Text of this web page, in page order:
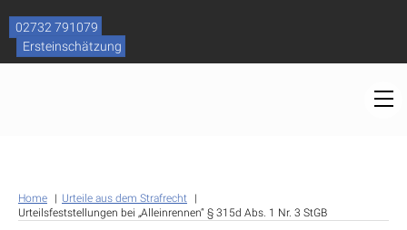
content
02732 791079
Ersteinschätzung
Home
Urteile aus dem Strafrecht
Urteilsfeststellungen bei „Alleinrennen“ § 315d Abs. 1 Nr. 3 StGB